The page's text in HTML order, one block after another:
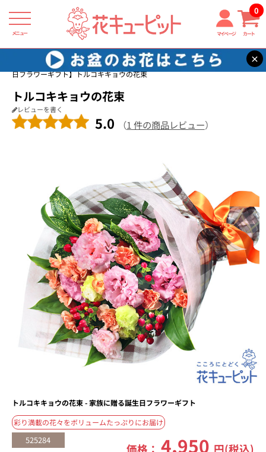
メニュー マイページ カート
0
×
花キューピット 家族に贈る誕生日フラワーギフト
【家族に贈る誕生
日フラワーギフト】トルコキキョウの花束
トルコキキョウの花束
レビューを書く
5.0 （1 件の商品レビュー）
トルコキキョウの花束 - 家族に贈る誕生日フラワーギフト
彩り満載の花々をボリュームたっぷりにお届け
525284
価格：4,950 円(税込)